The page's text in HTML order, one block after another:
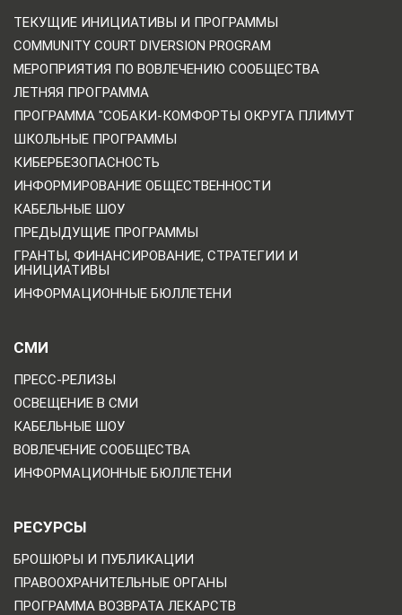
ТЕКУЩИЕ ИНИЦИАТИВЫ И ПРОГРАММЫ
COMMUNITY COURT DIVERSION PROGRAM
МЕРОПРИЯТИЯ ПО ВОВЛЕЧЕНИЮ СООБЩЕСТВА
ЛЕТНЯЯ ПРОГРАММА
ПРОГРАММА "СОБАКИ-КОМФОРТЫ ОКРУГА ПЛИМУТ
ШКОЛЬНЫЕ ПРОГРАММЫ
КИБЕРБЕЗОПАСНОСТЬ
ИНФОРМИРОВАНИЕ ОБЩЕСТВЕННОСТИ
КАБЕЛЬНЫЕ ШОУ
ПРЕДЫДУЩИЕ ПРОГРАММЫ
ГРАНТЫ, ФИНАНСИРОВАНИЕ, СТРАТЕГИИ И
ИНИЦИАТИВЫ
ИНФОРМАЦИОННЫЕ БЮЛЛЕТЕНИ
СМИ
ПРЕСС-РЕЛИЗЫ
ОСВЕЩЕНИЕ В СМИ
КАБЕЛЬНЫЕ ШОУ
ВОВЛЕЧЕНИЕ СООБЩЕСТВА
ИНФОРМАЦИОННЫЕ БЮЛЛЕТЕНИ
РЕСУРСЫ
БРОШЮРЫ И ПУБЛИКАЦИИ
ПРАВООХРАНИТЕЛЬНЫЕ ОРГАНЫ
ПРОГРАММА ВОЗВРАТА ЛЕКАРСТВ